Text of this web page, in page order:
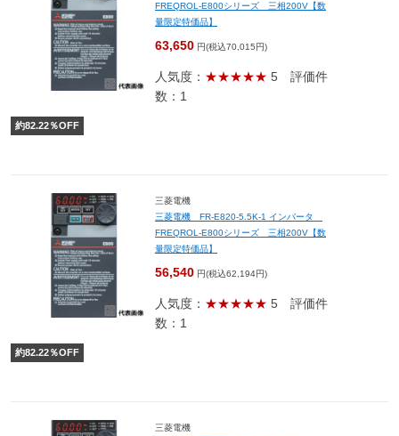
FREQROL-E800シリーズ 三相200V【数
量限定特価品】
63,650 円(税込70,015円)
人気度： ★★★★★ 5 評価件
数：1
約82.22％OFF
三菱電機
三菱電機 FR-E820-5.5K-1 インバータ
FREQROL-E800シリーズ 三相200V【数
量限定特価品】
56,540 円(税込62,194円)
人気度： ★★★★★ 5 評価件
数：1
約82.22％OFF
三菱電機